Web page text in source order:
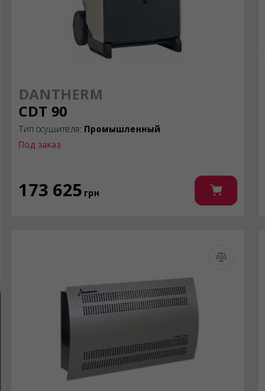
DANTHERM
CDT 90
Тип осушителя: Промышленный
Под заказ
173 625 грн